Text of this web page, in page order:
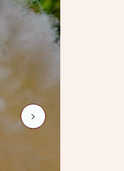
max-9